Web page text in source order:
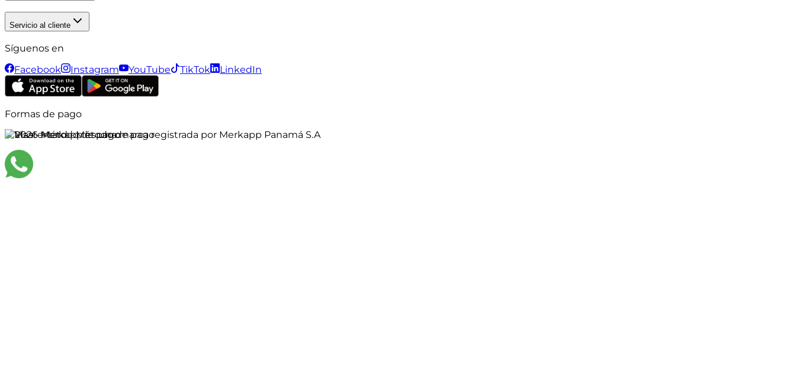
Servicio al cliente
Síguenos en
Facebook
Instagram YouTube TikTok LinkedIn
Formas de pago
©2026Merkapp es una marca registrada por Merkapp Panamá S.A